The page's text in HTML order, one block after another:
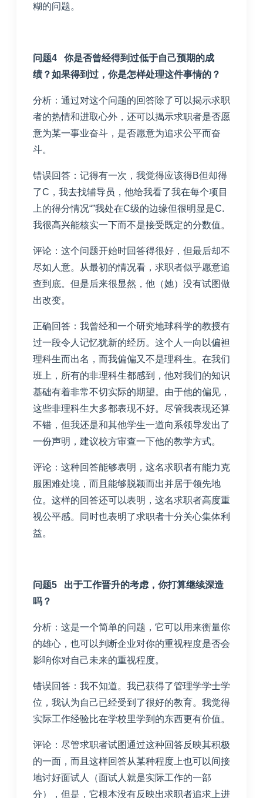
糊的问题。
问题4 你是否曾经得到过低于自己预期的成
绩？如果得到过，你是怎样处理这件事情的？
分析：通过对这个问题的回答除了可以揭示求职
者的热情和进取心外，还可以揭示求职者是否愿
意为某一事业奋斗，是否愿意为追求公平而奋
斗。
错误回答：记得有一次，我觉得应该得B但却得
了C ，我去找辅导员，他给我看了我在每个项目
上的得分情况“”我处在C级的边缘但很明显是C.
我很高兴能核实一下而不是接受既定的分数值。
评论：这个问题开始时回答得很好，但最后却不
尽如人意。从最初的情况看，求职者似乎愿意追
查到底。但是后来很显然，他（她）没有试图做
出改变。
正确回答：我曾经和一个研究地球科学的教授有
过一段令人记忆犹新的经历。这个人一向以偏袒
理科生而出名，而我偏偏又不是理科生。在我们
班上，所有的非理科生都感到，他对我们的知识
基础有着非常不切实际的期望。由于他的偏见，
这些非理科生大多都表现不好。尽管我表现还算
不错，但我还是和其他学生一道向系领导发出了
一份声明，建议校方审查一下他的教学方式。
评论：这种回答能够表明，这名求职者有能力克
服困难处境，而且能够脱颖而出并居于领先地
位。这样的回答还可以表明，这名求职者高度重
视公平感。同时也表明了求职者十分关心集体利
益。
问题5 出于工作晋升的考虑，你打算继续深造
吗？
分析：这是一个简单的问题，它可以用来衡量你
的雄心，也可以判断企业对你的重视程度是否会
影响你对自己未来的重视程度。
错误回答：我不知道。我已获得了管理学学士学
位，我认为自己已经受到了很好的教育。我觉得
实际工作经验比在学校里学到的东西更有价值。
评论：尽管求职者试图通过这种回答反映其积极
的一面，而且这样回答从某种程度上也可以间接
地讨好面试人（面试人就是实际工作的一部
分），但是，它根本没有反映出求职者追求上进